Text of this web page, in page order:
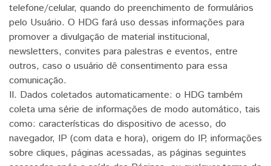
telefone/celular, quando do preenchimento de formulários
pelo Usuário. O HDG fará uso dessas informações para
promover a divulgação de material institucional,
newsletters, convites para palestras e eventos, entre
outros, caso o usuário dê consentimento para essa
comunicação.
II. Dados coletados automaticamente: o HDG também
coleta uma série de informações de modo automático, tais
como: características do dispositivo de acesso, do
navegador, IP (com data e hora), origem do IP, informações
sobre cliques, páginas acessadas, as páginas seguintes